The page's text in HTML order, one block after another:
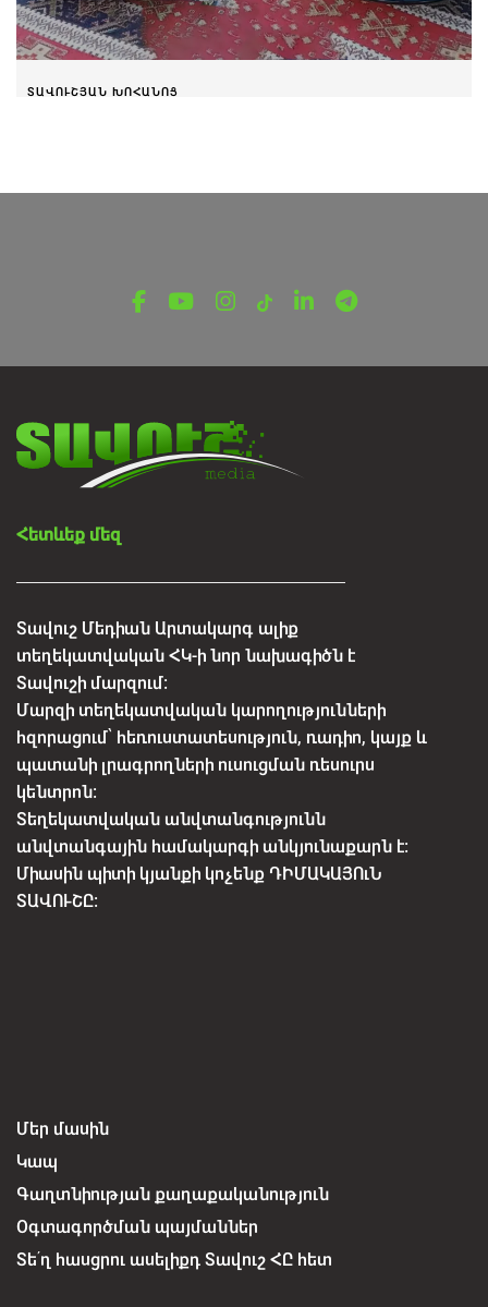
ՏԱՎՈՒՇՅԱՆ ԽՈՀԱՆՈՑ
Հետևեք մեզ
Տավուշ Մեդիան Արտակարգ ալիք
տեղեկատվական ՀԿ-ի նոր նախագիծն է
Տավուշի մարզում:
Մարզի տեղեկատվական կարողությունների
հզորացում՝ հեռուստատեսություն, ռադիո, կայք և
պատանի լրագրողների ուսուցման ռեսուրս
կենտրոն:
Տեղեկատվական անվտանգությունն
անվտանգային համակարգի անկյունաքարն է:
Միասին պիտի կյանքի կոչենք ԴԻՄԱԿԱՅՈւՆ
ՏԱՎՈՒՇԸ:
Մեր մասին
Կապ
Գաղտնիության քաղաքականություն
Օգտագործման պայմաններ
Տե՛ղ հասցրու ասելիքդ Տավուշ ՀԸ հետ